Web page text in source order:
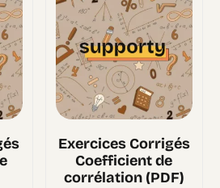
Exercices Corrigés
Coefficient de
corrélation (PDF)